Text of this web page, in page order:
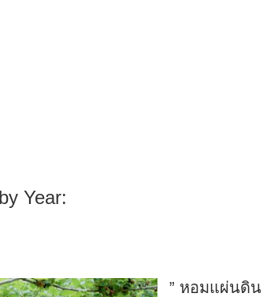
Year:
” หอมแผ่นดิน